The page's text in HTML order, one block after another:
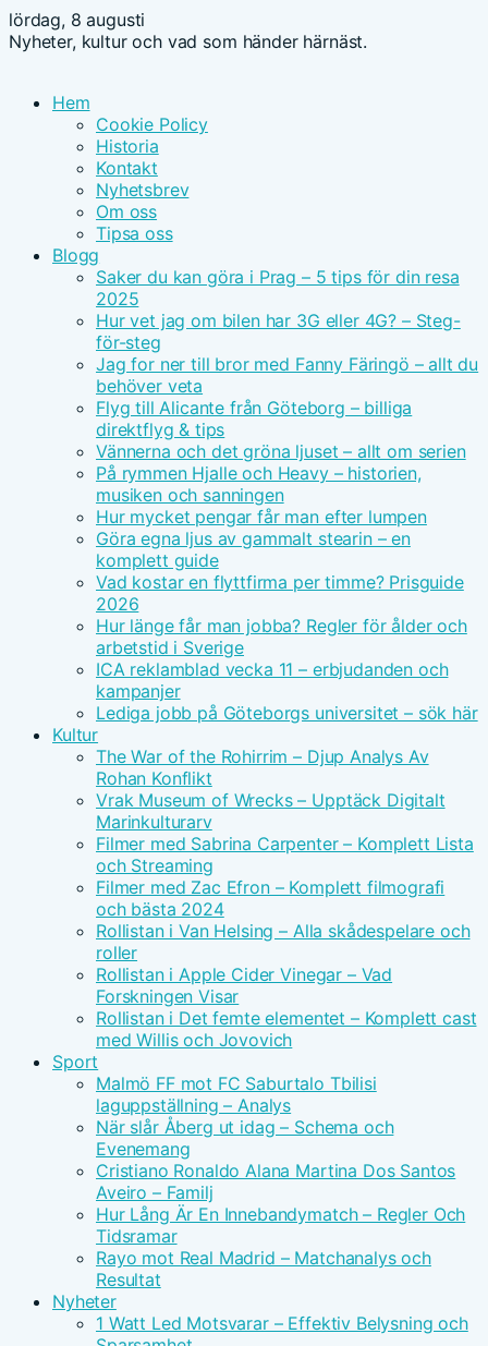
lördag, 8 augusti
Nyheter, kultur och vad som händer härnäst.
Hem
Cookie Policy
Historia
Kontakt
Nyhetsbrev
Om oss
Tipsa oss
Blogg
Saker du kan göra i Prag – 5 tips för din resa
2025
Hur vet jag om bilen har 3G eller 4G? – Steg-
för-steg
Jag for ner till bror med Fanny Färingö – allt du
behöver veta
Flyg till Alicante från Göteborg – billiga
direktflyg & tips
Vännerna och det gröna ljuset – allt om serien
På rymmen Hjalle och Heavy – historien,
musiken och sanningen
Hur mycket pengar får man efter lumpen
Göra egna ljus av gammalt stearin – en
komplett guide
Vad kostar en flyttfirma per timme? Prisguide
2026
Hur länge får man jobba? Regler för ålder och
arbetstid i Sverige
ICA reklamblad vecka 11 – erbjudanden och
kampanjer
Lediga jobb på Göteborgs universitet – sök här
Kultur
The War of the Rohirrim – Djup Analys Av
Rohan Konflikt
Vrak Museum of Wrecks – Upptäck Digitalt
Marinkulturarv
Filmer med Sabrina Carpenter – Komplett Lista
och Streaming
Filmer med Zac Efron – Komplett filmografi
och bästa 2024
Rollistan i Van Helsing – Alla skådespelare och
roller
Rollistan i Apple Cider Vinegar – Vad
Forskningen Visar
Rollistan i Det femte elementet – Komplett cast
med Willis och Jovovich
Sport
Malmö FF mot FC Saburtalo Tbilisi
laguppställning – Analys
När slår Åberg ut idag – Schema och
Evenemang
Cristiano Ronaldo Alana Martina Dos Santos
Aveiro – Familj
Hur Lång Är En Innebandymatch – Regler Och
Tidsramar
Rayo mot Real Madrid – Matchanalys och
Resultat
Nyheter
1 Watt Led Motsvarar – Effektiv Belysning och